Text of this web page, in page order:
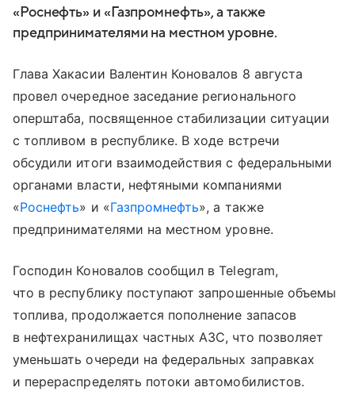
«Роснефть» и «Газпромнефть», а также
предпринимателями на местном уровне.
Глава Хакасии Валентин Коновалов 8 августа
провел очередное заседание регионального
оперштаба, посвященное стабилизации ситуации
с топливом в республике. В ходе встречи
обсудили итоги взаимодействия с федеральными
органами власти, нефтяными компаниями
«Роснефть» и «Газпромнефть», а также
предпринимателями на местном уровне.
Господин Коновалов сообщил в Telegram,
что в республику поступают запрошенные объемы
топлива, продолжается пополнение запасов
в нефтехранилищах частных АЗС, что позволяет
уменьшать очереди на федеральных заправках
и перераспределять потоки автомобилистов.